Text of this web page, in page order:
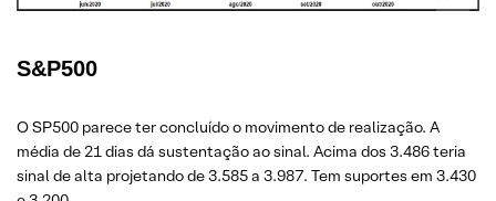
S&P500
O SP500 parece ter concluído o movimento de realização. A
média de 21 dias dá sustentação ao sinal. Acima dos 3.486 teria
sinal de alta projetando de 3.585 a 3.987. Tem suportes em 3.430